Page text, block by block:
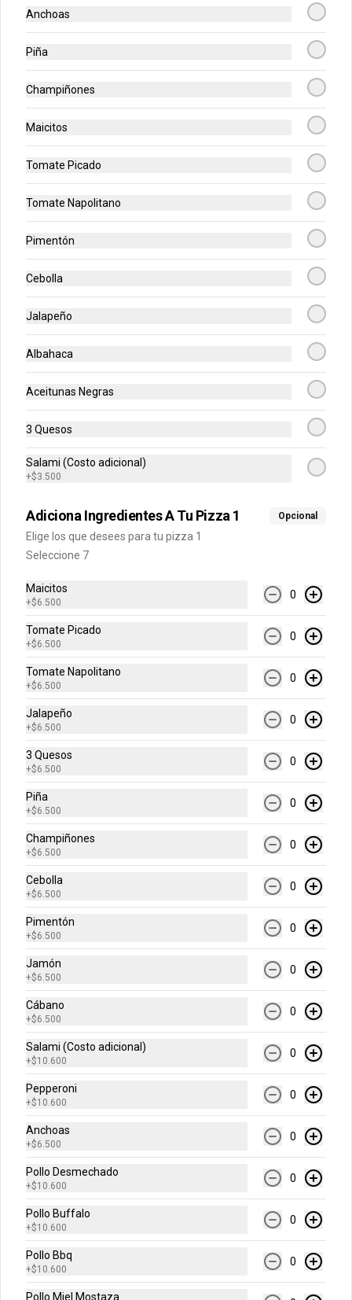
Medianas Premium
-47%
Escoge tu combinación perfecta (Pollo
BBQ, Hawaiana, Buffalo Wings, Jamón
Champiñon, Vegetariana, Pepperoni,
$79.900$149.900
-50%
Escoge tu combinación perfecta
(Mazzeta, Mixta, Hawaiana Recargada,
Personal
-36%
Escoge tu pizza favorita (Mazzeta,
-40%
Escoge tu pizza favorita (Pollo BBQ,
Hawaiana, Buffalo Wings, Jamón
Champiñon, Vegetariana, Pepperoni,
Arma Tu Pizza
Una pizza de 4 porciones!
Anchoas
Piña
Champiñones
Maicitos
Tomate Picado
Tomate Napolitano
Pimentón
Cebolla
Jalapeño
Albahaca
Aceitunas Negras
3 Quesos
Salami (Costo adicional)
+$3.500
Adiciona Ingredientes A Tu Pizza 1 Opcional
Elige los que desees para tu pizza 1
Seleccione 7
Maicitos
+$6.500
0
Tomate Picado
+$6.500
0
Tomate Napolitano
+$6.500
0
Jalapeño
+$6.500
0
3 Quesos
+$6.500
0
Piña
+$6.500
0
Champiñones
+$6.500
0
Cebolla
+$6.500
0
Pimentón
+$6.500
0
Jamón
+$6.500
0
Cábano
+$6.500
0
Salami (Costo adicional)
+$10.600
0
Pepperoni
+$10.600
0
Anchoas
+$6.500
0
Pollo Desmechado
+$10.600
0
Pollo Buffalo
+$10.600
0
Pollo Bbq
+$10.600
0
Pollo Miel Mostaza